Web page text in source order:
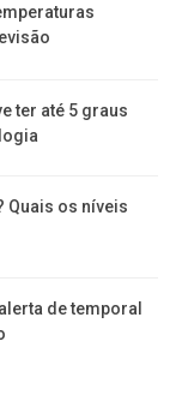
ter até 5 graus
Quais os níveis
de temporal